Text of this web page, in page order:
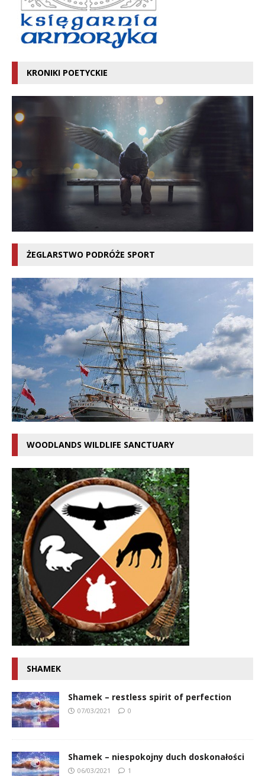
KRONIKI POETYCKIE
ŻEGLARSTWO PODRÓŻE SPORT
WOODLANDS WILDLIFE SANCTUARY
SHAMEK
Shamek – restless spirit of perfection
07/03/2021 0
Shamek – niespokojny duch doskonałości
06/03/2021 1